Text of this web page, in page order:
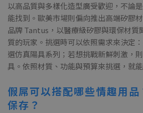
以高品質與多樣化造型廣受歡迎，不論
能找到。歐美市場則偏向推出高端矽膠
品牌 Tantus，以醫療級矽膠與環保材質
質的玩家。挑選時可以依照需求來決定
選仿真陽具系列；若想挑戰新鮮刺激，
具。依照材質、功能與預算來挑選，就
假屌可以搭配哪些情趣用
保存？